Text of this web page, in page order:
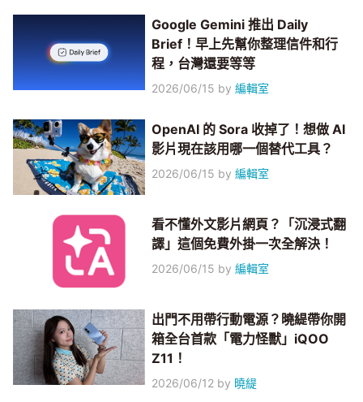
Google Gemini 推出 Daily
Brief！早上先幫你整理信件和行
程，台灣還要等等
2026/06/15 by編輯室
OpenAI 的 Sora 收掉了！想做 AI
影片現在該用哪一個替代工具？
2026/06/15 by編輯室
看不懂外文影片網頁？「沉浸式翻
譯」這個免費外掛一次全解決！
2026/06/15 by編輯室
出門不用帶行動電源？曉緹帶你開
箱全台首款「電力怪獸」iQOO
Z11！
2026/06/12 by 曉緹